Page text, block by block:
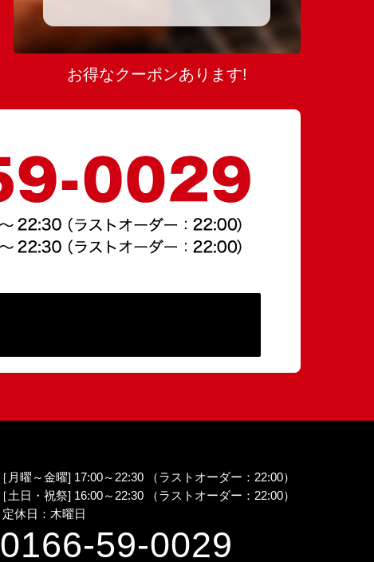
お得なクーポンあります!
［月曜～金曜] 17:00～22:30 （ラストオーダー：22:00）
［土日・祝祭] 16:00～22:30 （ラストオーダー：22:00）
定休日：木曜日
0166-59-0029